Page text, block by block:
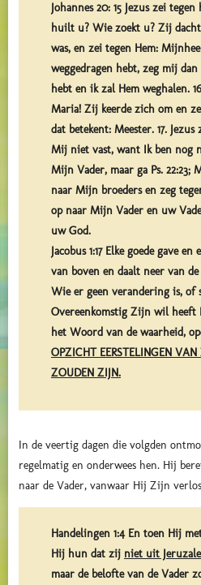
Johannes 20: 15 Jezus zei
huilt u? Wie zoekt u? Zij
was, en zei tegen Hem:
weggedragen hebt, zeg mij
hebt en ik zal Hem weghalen.
Maria! Zij keerde zich om en
dat betekent: Meester. 17.
Mij niet vast, want Ik ben nog
Mijn Vader, maar ga Ps. 22:23;
naar Mijn broeders en zeg
op naar Mijn Vader en uw
uw God.
Jacobus 1:17 Elke goede gave
van boven en daalt neer van
Wie er geen verandering is, of
Overeenkomstig Zijn wil heeft
het Woord van de waarheid,
OPZICHT EERSTELINGEN VAN
ZOUDEN ZIJN.
In de veertig dagen die volgden
regelmatig en onderwees hen. Hij
naar de Vader, vanwaar Hij Zijn
Handelingen 1:4 En toen Hij
Hij hun dat zij niet uit
maar de belofte van de Vader